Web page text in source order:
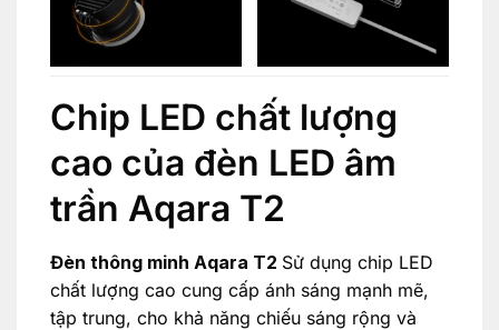
Chip LED chất lượng
cao của đèn LED âm
trần Aqara T2
Đèn thông minh Aqara T2 Sử dụng chip LED
chất lượng cao cung cấp ánh sáng mạnh mẽ,
tập trung, cho khả năng chiếu sáng rộng và